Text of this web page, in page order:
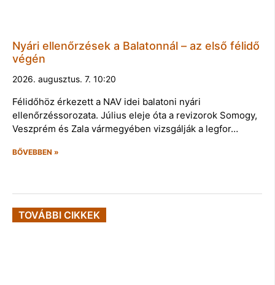
Nyári ellenőrzések a Balatonnál – az első félidő
végén
2026. augusztus. 7. 10:20
Félidőhöz érkezett a NAV idei balatoni nyári
ellenőrzéssorozata. Július eleje óta a revizorok Somogy,
Veszprém és Zala vármegyében vizsgálják a legfor…
BŐVEBBEN »
TOVÁBBI CIKKEK